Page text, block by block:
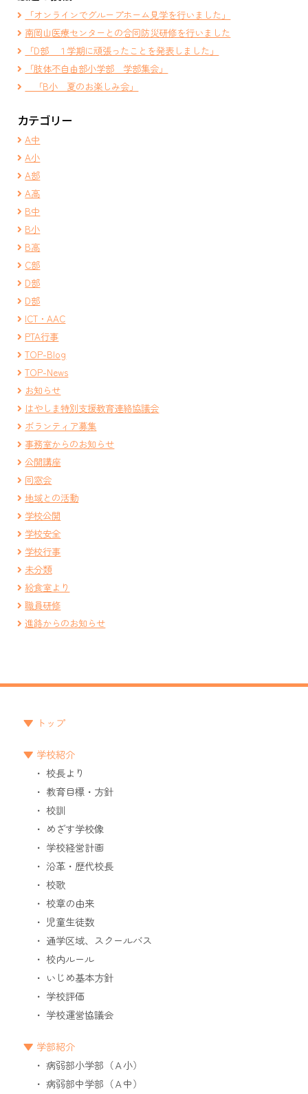
「オンラインでグループホーム見学を行いました」
南岡山医療センターとの合同防災研修を行いました
「D部 １学期に頑張ったことを発表しました」
「肢体不自由部小学部 学部集会」
「B小 夏のお楽しみ会」
カテゴリー
A中
A小
A部
A高
B中
B小
B高
C部
D部
D部
ICT・AAC
PTA行事
TOP-Blog
TOP-News
お知らせ
はやしま特別支援教育連絡協議会
ボランティア募集
事務室からのお知らせ
公開講座
同窓会
地域との活動
学校公開
学校安全
学校行事
未分類
給食室より
職員研修
進路からのお知らせ
トップ
学校紹介
校長より
教育目標・方針
校訓
めざす学校像
学校経営計画
沿革・歴代校長
校歌
校章の由来
児童生徒数
通学区域、スクールバス
校内ルール
いじめ基本方針
学校評価
学校運営協議会
学部紹介
病弱部小学部（Ａ小）
病弱部中学部（Ａ中）